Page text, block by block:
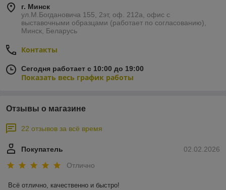
г. Минск
ул.М.Богдановича 155, 2эт, оф. 212а, офис с
выставочными образцами (работает по согласованию),
Минск, Беларусь
Контакты
Сегодня работает с 10:00 до 19:00
Показать весь график работы
Отзывы о магазине
22 отзывов за всё время
02.02.2026
Покупатель
Отлично
Всё отлично, качественно и быстро!